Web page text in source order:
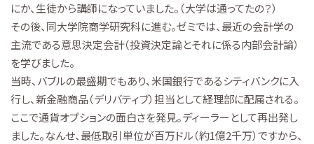
にか、生徒から講師になっていました。（大学は通ってたの？）
その後、同大学院商学研究科に進む。ゼミでは、最近の会計学の
主流である意思決定会計（投資決定論とそれに係る内部会計論）
を学びました。
当時、バブルの最盛期でもあり、米国銀行であるシティバンクに入
行し、新金融商品（デリバティブ）担当として経理部に配属される。
ここで通貨オプションの面白さを発見。ディーラーとして再出発し
ました。なんせ、最低取引単位が百万ドル（約1億2千万）ですから、